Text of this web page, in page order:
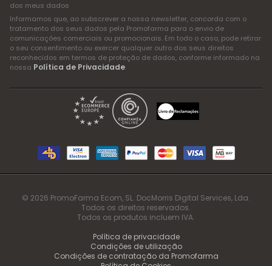
dos meus dados
Informamos que, ao subscrever a nossa newsletter, concorda com o
tratamento dos seus dados pela Promofarma para o envio de
comunicações comerciais ou promocionais. Em todo o caso, pode retirar
o seu consentimento ou exercer qualquer outro dos seus direitos
reconhecidos em termos de proteção de dados, conforme informado na
nossa Política de Privacidade.
© 2026 PromoFarma Ecom, SL. DocMorris Digital Services, Lda.
Todos os direitos reservados.
Todos os produtos incluem IVA.
Política de privacidade
Condições de utilização
Condições de contratação da Promofarma